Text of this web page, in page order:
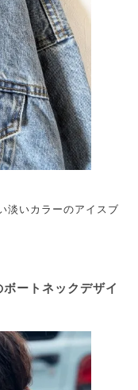
淡いカラーのアイスブ
ートネックデザイ